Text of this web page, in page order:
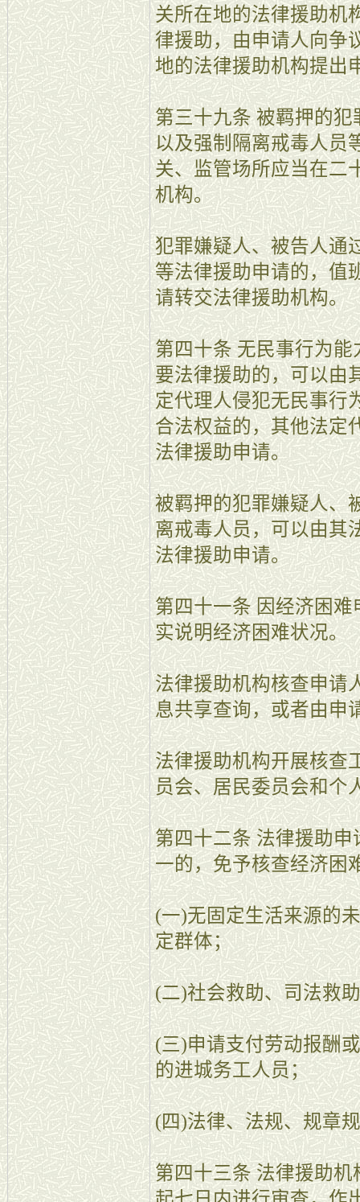
关所在地的法律援助机
律援助，由申请人向争
地的法律援助机构提出
第三十九条 被羁押的
以及强制隔离戒毒人员
关、监管场所应当在二
机构。
犯罪嫌疑人、被告人通
等法律援助申请的，值
请转交法律援助机构。
第四十条 无民事行为
要法律援助的，可以由
定代理人侵犯无民事行
合法权益的，其他法定
法律援助申请。
被羁押的犯罪嫌疑人、
离戒毒人员，可以由其
法律援助申请。
第四十一条 因经济困
实说明经济困难状况。
法律援助机构核查申请
息共享查询，或者由申
法律援助机构开展核查
员会、居民委员会和个
第四十二条 法律援助
一的，免予核查经济困
(一)无固定生活来源的
定群体；
(二)社会救助、司法救
(三)申请支付劳动报酬
的进城务工人员；
(四)法律、法规、规章
第四十三条 法律援助